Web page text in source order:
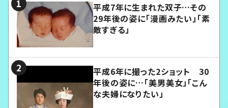
平成7年に生まれた双子…その
29年後の姿に「漫画みたい」「素
敵すぎる」
平成6年に撮った2ショット 30
年後の姿に…「美男美女」「こん
な夫婦になりたい」